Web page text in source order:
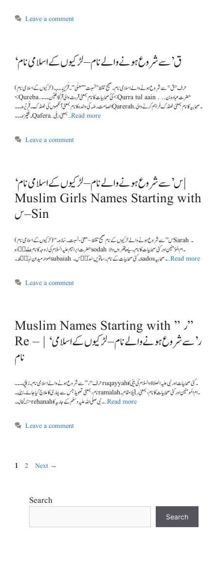
Leave a comment
‘ق’ سے شروع ہونے والے نام – لڑکیوں کے اسلامی نام
(لڑکیوں کے اسلامی نام ) حرف °ق° سے شروع ہونے والے اسلامی نام ۔ صحیح تلفظ ” نسبت ” معنٰی”۔قُرَیْبَہ۔۔۔
<Qureba…کئ صحابیات کا نام بمعنی قربت والی قُرَّۃُالْعَیْن۔۔۔< Qurra tul aain . ..حضرت عبادہ بن
الصامت رضہ کی والدہ کا نام بمعنی آنکھوں کی ٹھنڈک ۔قَرِیْرہ۔۔۔Qarerah.۔صحابیہ کا نام بمعنی ٹھنڈک فراہم کرنے والی
۔قَفِیْرَہ۔۔۔Qafera…بمعنی دبلی …Read more
Leave a comment
‘س’ سے شروع ہونے والے نام – لڑکیوں کے اسلامی نام |
Muslim Girls Names Starting with
س – Sin
(لڑکیوں کے اسلامی نام ) “س” سے شروع ہونے والے لڑکیوں کے نام صحیح تلفظ – معنی -نسبت ۔ سَارَہ۔ Sarah ۔
حضرت ابراہیم علیہ السلام کی زوجہ کا نام سَو٘ دَہsodah ۔ام المؤمنین اور کئی صحابیات کا نام ۔ سیاہ پتھروں والا
ہموارمیدان سُبَی٘عَہ ۔subaiah ۔کئی صحابیات کے نام ۔ ساتویں سَدُو٘س ۔sados۔ صحابیہ …Read more
Leave a comment
Muslim Names Starting with ” ر ”
Re – | ‘ر’ سے شروع ہونے والے نام – لڑکیوں کے اسلامی
نام
حرف “ر”سے شروع ہونے والے اسلامی نام ۔ رُقَیَّه۔۔۔ruqayyah۔کئی صحابیات اور نبی علیہ الصلاۃ و السلام کی بیٹی کا
نام، بمعنی تعویذ جس سے بیماری کا علاج کیا جائے ۔ رَمْلَه۔ ramalah۔ام المومنین اور کئی صحابیات کا نام، بمعنی ریتیلا مقام ۔
رَیْحَانَه۔> rehanah۔نبی صلی اللہ علیہ وسلم کے جاریہ کا …Read more
Leave a comment
1 2 Next →
Search
Search